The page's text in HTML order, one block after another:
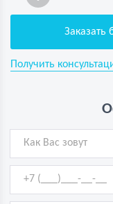
Заказать
Получить